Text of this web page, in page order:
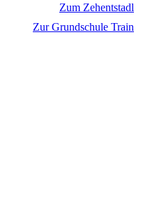
Zum Zehentstadl
Zur Grundschule Train